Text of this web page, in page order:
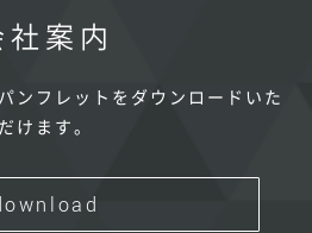
社案内
ンフレットをダウンロードいた
だけます。